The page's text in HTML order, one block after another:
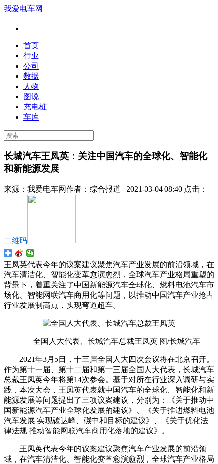
我爱电车网
首页
行业
公司
数据
人物
图说
充电桩
车库
长城汽车王凤英：关注中国汽车的全球化、智能化
和新能源发展
来源： 我爱电车网作者： 综合报道 2021-03-04 08:40 点击：
二维码
王凤英代表今年的议案建议聚焦汽车产业发展的前沿领域，在
汽车清洁化、智能化变革愈演愈烈，全球汽车产业格局重塑的
背景下，着重关注了中国新能源汽车全球化、燃料电池汽车市
场化、智能网联汽车商用化等问题，以推动中国汽车产业抢占
行业发展制高点，实现弯道超车。
全国人大代表、长城汽车总裁王凤英 图/长城汽车
2021年3月5日，十三届全国人大四次会议将在北京召开。
作为第十一届、第十二届和第十三届全国人大代表，长城汽车
总裁王凤英今年将第14次参会。基于对所在行业深入调研与实
践，本次大会，王凤英代表就中国汽车的全球化、智能化和新
能源发展等问题提出了三项议案建议，分别为：《关于推动中
国新能源汽车产业全球化发展的建议》、《关于推进燃料电池
汽车发展 实现碳达峰、碳中和目标的建议》、《关于优化法
律法规 推动智能网联汽车商用化落地的建议》。
王凤英代表今年的议案建议聚焦汽车产业发展的前沿领
域，在汽车清洁化、智能化变革愈演愈烈，全球汽车产业格局